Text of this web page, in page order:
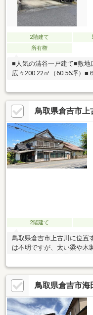
2階建て
所有権
■人気の清谷一戸建て■敷地
広々200.22㎡（60.56坪）■
鳥取県倉吉市上
2階建て
鳥取県倉吉市上古川に位置
は不明ですが、太い梁や木
ておりますが、そのままの
鳥取県倉吉市海